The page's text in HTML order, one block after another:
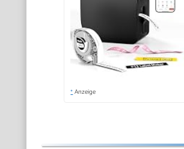
* Anzeige